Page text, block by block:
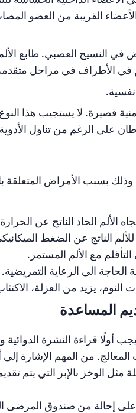
القريبة من العضو
في النسيج العصبي. طابع
ألم في الأطراف في مراحل
قصيرة. لا يستجيب هذا
على الرغم من تناول
بسبب الأمراض المتعلقة
الألم الحاد الناتج عن
الناتج عن الضغط
مع الألم المستمر.
الحاجة الى الرعاية
يزيد من العزلة،
المساعدة
أولًا قراءة النشرة الدوائية
من المهم الإشارة إلى
الوخز بالإبر التي يتم
إحالة من صندوق المرضى